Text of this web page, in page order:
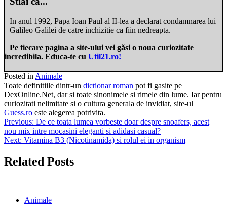
In anul 1992, Papa Ioan Paul al II-lea a declarat condamnarea lui
Galileo Galilei de catre inchizitie ca fiin nedreapta.
Pe fiecare pagina a site-ului vei găsi o noua curiozitate
incredibila. Educa-te cu Util21.ro!
Posted in Animale
Toate definitiile dintr-un dictionar roman pot fi gasite pe
DexOnline.Net, dar si toate sinonimele si rimele din lume. Iar pentru
curiozitati nelimitate si o cultura generala de invidiat, site-ul
Guess.ro este alegerea potrivita.
Navigare
în
Previous: De ce toata lumea vorbeste doar despre snoafers, acest
nou mix intre mocasini eleganti si adidasi casual?
Next: Vitamina B3 (Nicotinamida) si rolul ei in organism
Related Posts
Animale